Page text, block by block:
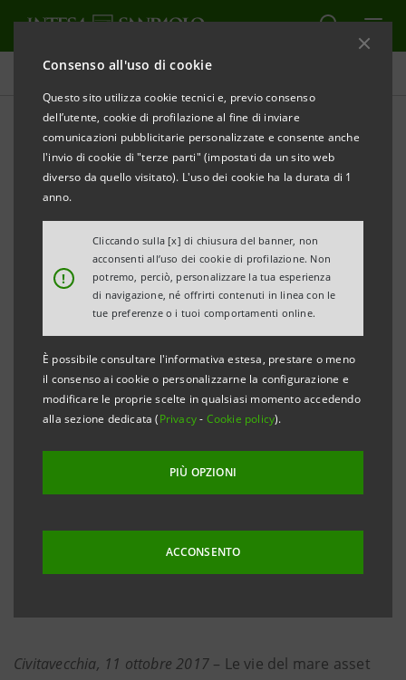
Consenso all'uso di cookie
Questo sito utilizza cookie tecnici e, previo consenso
dell’utente, cookie di profilazione al fine di inviare
comunicazioni pubblicitarie personalizzate e consente anche
l'invio di cookie di "terze parti" (impostati da un sito web
diverso da quello visitato). L'uso dei cookie ha la durata di 1
anno.
!
Cliccando sulla [x] di chiusura del banner, non
acconsenti all’uso dei cookie di profilazione. Non
potremo, perciò, personalizzare la tua esperienza
di navigazione, né offrirti contenuti in linea con le
tue preferenze o i tuoi comportamenti online.
È possibile consultare l'informativa estesa, prestare o meno
il consenso ai cookie o personalizzarne la configurazione e
modificare le proprie scelte in qualsiasi momento accedendo
alla sezione dedicata (Privacy- Cookie policy).
PIÙ OPZIONI
ACCONSENTO
Comunicati stampa
STAMPA AGGIORNA
COMUNICATO STAMPA
ECONOMIA DEL MARE OPPORTUNITA’ CONCRETA
• Civitavecchia 1° porto italiano per crocieristi (2,3
mln.) e secondo in Europa dopo Barcellona
• Il porto nel 2016 ha gestito 16,8 mln di tonnellate di
merci (+1,4% sul 2015). Nel 1° semestre 2017 quasi 8
milioni.
• La regione Lazio nel 1° sem. ha avuto un import-
Civitavecchia, 11 ottobre 2017 – Le vie del mare asset